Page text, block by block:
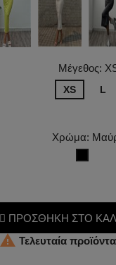
Μέγεθος:
XS L
Χρώμα:
ΠΡΟΣΘΗΚΗ ΣΤΟ
 Τελευταία